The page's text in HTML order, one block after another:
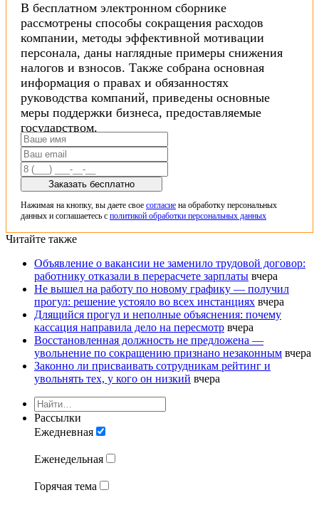
В бесплатном электронном сборнике
рассмотрены способы сокращения расходов
компании, методы эффективной мотивации
персонала, даны наглядные примеры снижения
налогов и взносов. Также собрана основная
информация о правах и обязанностях
руководства компаний, приведены основные
меры поддержки бизнеса, предоставляемые
государством.
Заказать бесплатно
Нажимая на кнопку, вы даете свое согласие на обработку персональных
данных и соглашаетесь с политикой обработки персональных данных
Читайте также
Объявление о вакансии не заменило трудовой договор:
работнику отказали в перерасчете зарплаты вчера
Не вышел на работу по новому графику — получил
прогул: решение устояло во всех инстанциях вчера
Длящийся прогул и неполные объяснения: почему
кассация направила дело на пересмотр вчера
Восстановленная должность не предложена —
увольнение по сокращению признано незаконным вчера
Законно ли присваивать сотрудникам рейтинг и
увольнять тех, у кого он низкий вчера
Рассылки
Ежедневная
Еженедельная
Горячая тема